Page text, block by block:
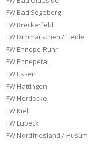
FW Bad Segeberg
FW Breckerfeld
FW Dithmarschen / Heide
FW Ennepe-Ruhr
FW Ennepetal
FW Essen
FW Hattingen
FW Herdecke
FW Kiel
FW Lübeck
FW Nordfriesland / Husum